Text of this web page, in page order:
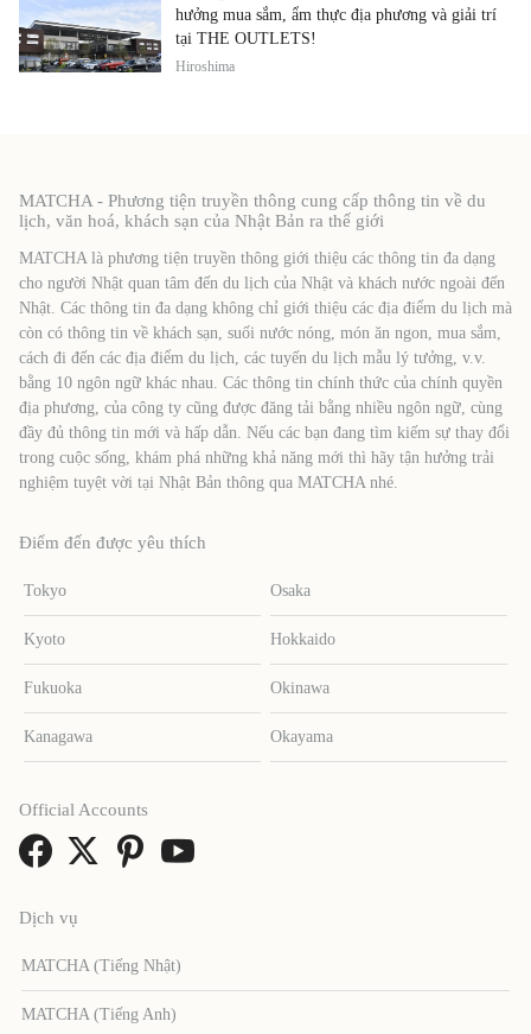
hưởng mua sắm, ẩm thực địa phương và giải trí
tại THE OUTLETS!
Hiroshima
MATCHA - Phương tiện truyền thông cung cấp thông tin về du
lịch, văn hoá, khách sạn của Nhật Bản ra thế giới
MATCHA là phương tiện truyền thông giới thiệu các thông tin đa dạng
cho người Nhật quan tâm đến du lịch của Nhật và khách nước ngoài đến
Nhật. Các thông tin đa dạng không chỉ giới thiệu các địa điểm du lịch mà
còn có thông tin về khách sạn, suối nước nóng, món ăn ngon, mua sắm,
cách đi đến các địa điểm du lịch, các tuyến du lịch mẫu lý tưởng, v.v.
bằng 10 ngôn ngữ khác nhau. Các thông tin chính thức của chính quyền
địa phương, của công ty cũng được đăng tải bằng nhiều ngôn ngữ, cùng
đầy đủ thông tin mới và hấp dẫn. Nếu các bạn đang tìm kiếm sự thay đổi
trong cuộc sống, khám phá những khả năng mới thì hãy tận hưởng trải
nghiệm tuyệt vời tại Nhật Bản thông qua MATCHA nhé.
Điểm đến được yêu thích
Tokyo Osaka
Kyoto Hokkaido
Fukuoka Okinawa
Kanagawa Okayama
Dịch vụ
MATCHA (Tiếng Nhật)
MATCHA (Tiếng Anh)
Official Accounts